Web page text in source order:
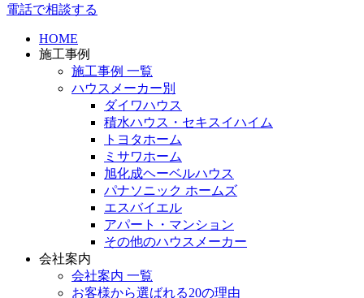
電話で相談する
HOME
施工事例
施工事例 一覧
ハウスメーカー別
ダイワハウス
積水ハウス・セキスイハイム
トヨタホーム
ミサワホーム
旭化成ヘーベルハウス
パナソニック ホームズ
エスバイエル
アパート・マンション
その他のハウスメーカー
会社案内
会社案内 一覧
お客様から選ばれる20の理由